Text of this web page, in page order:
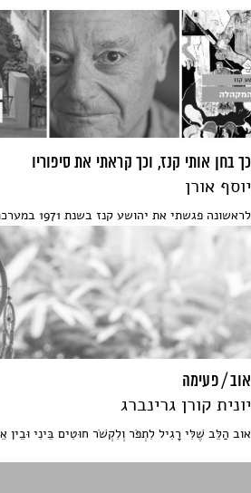
כך בחן אותי קנז, וכך קראתי את סיפוריו
יוסף אורן
לראשונה פגשתי את יהושע קנז בשנת 1971 במערכת עיתון "הארץ", שהיה...
אוב / פעימה
יונית קורן גרינברג
אוב הַלֵּב שֶׁלִּי רָגִיל לִתְפֹּר וְלִקְשֹׁר חוּטִים בֵּינִי וּבֵין